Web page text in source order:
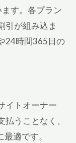
す。各プラン
引が組み込ま
24時間365日の
イトオーナー
うことなく、
適です。